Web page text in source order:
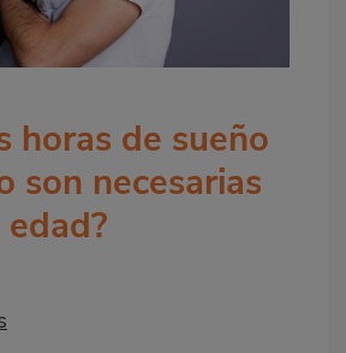
horas de sueño
son necesarias